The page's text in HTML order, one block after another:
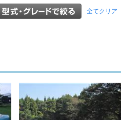
全てクリア